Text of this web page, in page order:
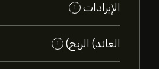
الإيرادات i
العائد) الربح) i